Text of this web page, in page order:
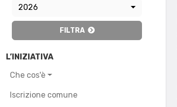
2026
FILTRA
L’INIZIATIVA
Che cos'è
Iscrizione comune